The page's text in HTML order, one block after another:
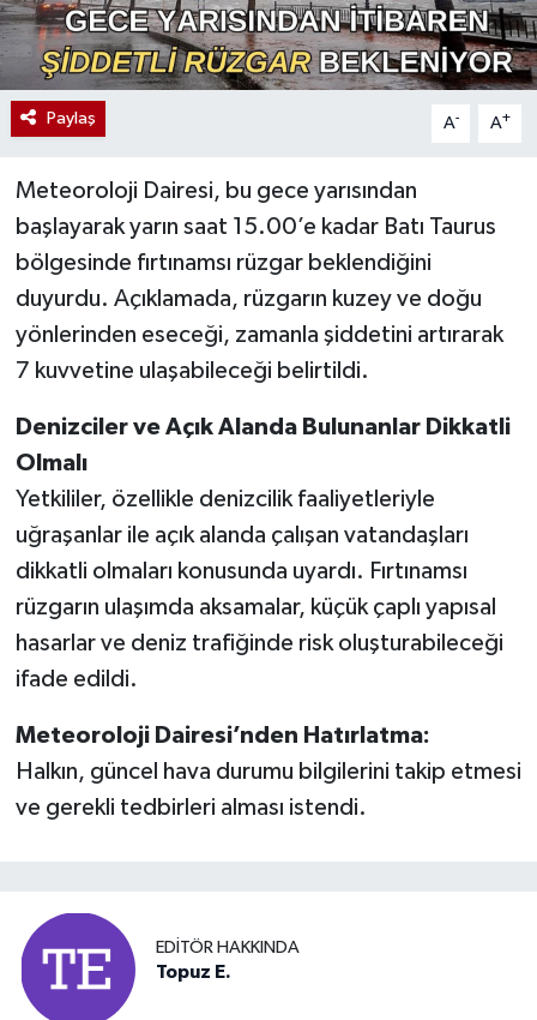
Paylaş A- A+
Meteoroloji Dairesi, bu gece yarısından
başlayarak yarın saat 15.00’e kadar Batı Taurus
bölgesinde fırtınamsı rüzgar beklendiğini
duyurdu. Açıklamada, rüzgarın kuzey ve doğu
yönlerinden eseceği, zamanla şiddetini artırarak
7 kuvvetine ulaşabileceği belirtildi.
Denizciler ve Açık Alanda Bulunanlar Dikkatli
Olmalı
Yetkililer, özellikle denizcilik faaliyetleriyle
uğraşanlar ile açık alanda çalışan vatandaşları
dikkatli olmaları konusunda uyardı. Fırtınamsı
rüzgarın ulaşımda aksamalar, küçük çaplı yapısal
hasarlar ve deniz trafiğinde risk oluşturabileceği
ifade edildi.
Meteoroloji Dairesi’nden Hatırlatma:
Halkın, güncel hava durumu bilgilerini takip etmesi
ve gerekli tedbirleri alması istendi.
EDITÖR HAKKINDA
Topuz E.